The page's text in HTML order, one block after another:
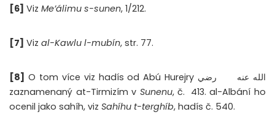
[6] Viz Me’álimu s-sunen, 1/212.
[7] Viz al-Kawlu l-mubín, str. 77.
[8] O tom více viz hadís od Abú Hurejry رضي
الله عنه
zaznamenaný at-Tirmizím v Sunenu, č. 413. al-Albání ho
ocenil jako sahíh, viz Sahíhu t-terghíb, hadís č. 540.